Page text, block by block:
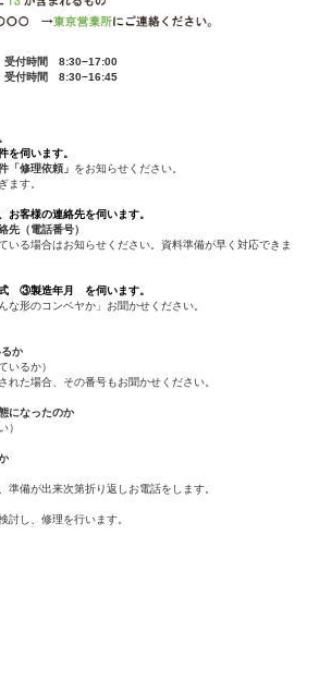
時間 8:30−17:00
付時間 8:30−16:45
を伺います。
修理依頼」 をお知らせください。
ます。
お客様の連絡先を伺います。
（電話番号）
いる場合はお知らせください。資料準備が早く対応できま
③製造年月
を伺います。
形のコンベヤか」お聞かせください。
か
いるか）
た場合、その番号もお聞かせください。
になったのか
）
準備が出来次第折り返しお電話をします。
討し、修理を行います。